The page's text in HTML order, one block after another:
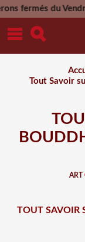
Vendredi 24
Tout Savoir
ART
TOUT SAVOIR